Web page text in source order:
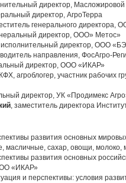
директор, Масложировой
директор, АгроТерра
генерального директора,
директор, ООО» Метос»
исполнительный директор, ООО
направления, ФосАгро-
директор, ООО «ИКАР»
агроблогер, участник рабочих
директор, УК «Продимекс
, заместитель директора
развития основных
масличные, сахар, овощи, молоко,
развития основных
«ИКАР»
и перспективы: условия